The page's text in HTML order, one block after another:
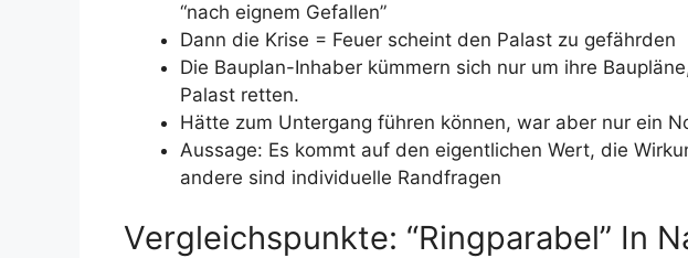
“nach eignem Gefallen”
Dann die Krise = Feuer scheint den Palast zu gefährden
Die Bauplan-Inhaber kümmern sich nur um ihre
Palast retten.
Hätte zum Untergang führen können, war aber nur ein
Aussage: Es kommt auf den eigentlichen Wert, die
andere sind individuelle Randfragen
Vergleichspunkte: “Ringparabel” In